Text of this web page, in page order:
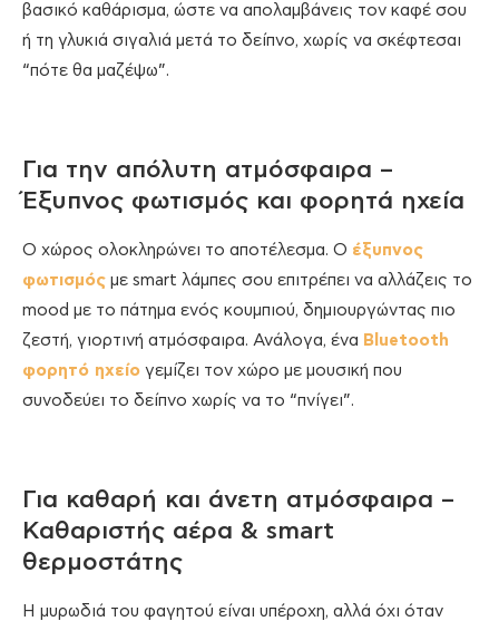
βασικό καθάρισμα, ώστε να απολαμβάνεις τον καφέ σου
ή τη γλυκιά σιγαλιά μετά το δείπνο, χωρίς να σκέφτεσαι
“πότε θα μαζέψω”.
Για την απόλυτη ατμόσφαιρα –
Έξυπνος φωτισμός και φορητά ηχεία
Ο χώρος ολοκληρώνει το αποτέλεσμα. Ο έξυπνος
φωτισμός με smart λάμπες σου επιτρέπει να αλλάζεις το
mood με το πάτημα ενός κουμπιού, δημιουργώντας πιο
ζεστή, γιορτινή ατμόσφαιρα. Ανάλογα, ένα Bluetooth
φορητό ηχείο γεμίζει τον χώρο με μουσική που
συνοδεύει το δείπνο χωρίς να το “πνίγει”.
Για καθαρή και άνετη ατμόσφαιρα –
Καθαριστής αέρα & smart
θερμοστάτης
Η μυρωδιά του φαγητού είναι υπέροχη, αλλά όχι όταν